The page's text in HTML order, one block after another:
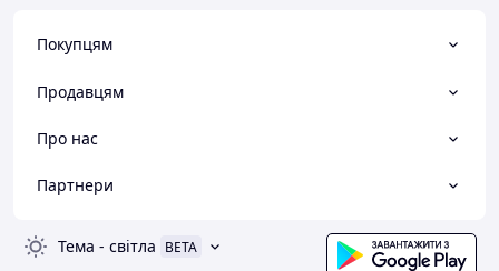
Покупцям
Продавцям
Про нас
Партнери
Тема - світла BETA